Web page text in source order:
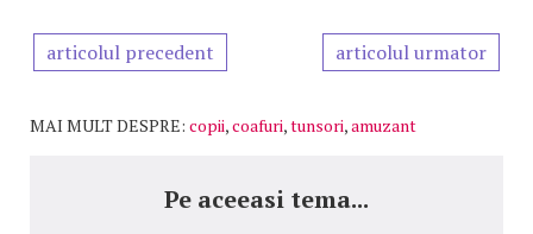
articolul precedent articolul urmator
MAI MULT DESPRE: copii,coafuri,tunsori,amuzant
Pe aceeasi tema...